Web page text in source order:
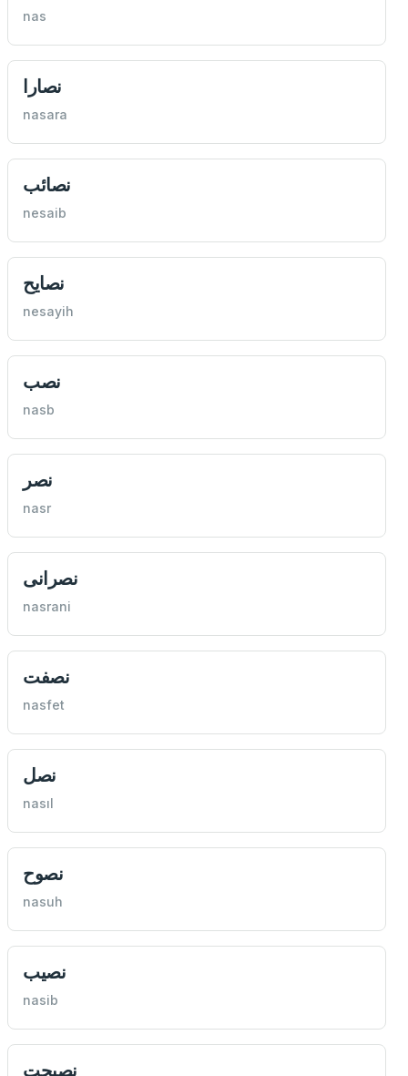
nas
نصارا
nasara
نصائب
nesaib
نصايح
nesayih
نصب
nasb
نصر
nasr
نصرانی
nasrani
نصفت
nasfet
نصل
nasıl
نصوح
nasuh
نصيب
nasib
نصيحت